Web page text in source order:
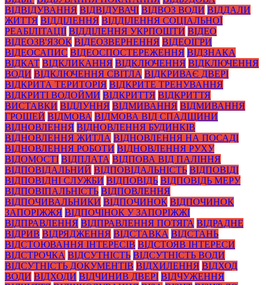
ВІДВІДУВАННЯ ВІДВІДУВАЧІ ВІДВОЗ ВОДИ ВІДДАЛИ
ЖИТТЯ ВІДДІЛЕННЯ ВІДДІЛЕННЯ СОЦІАЛЬНОЇ
РЕАБІЛІТАЦІЇ ВІДДІЛЕННЯ УКРПОШТИ ВІДЕО
ВІДЕОЗВ'ЯЗОК ВІДЕОЗВЕРНЕННЯ ВІДЕОІГРИ
ВІДЕОСАПИС ВІДЕОСПОСТЕРЕЖЕННЯ ВІДЗНАКА
ВІДКАТ ВІДКЛИКАННЯ ВІДКЛЮЧЕННЯ ВІДКЛЮЧЕННЯ
ВОДИ ВІДКЛЮЧЕННЯ СВІТЛА ВІДКРИВАЄ ДВЕРІ
ВІДКРИТА ТЕРИТОРІЯ ВІДКРИТЕ ТРЕНУВАННЯ
ВІДКРИТІ ВОДОЙМИ ВІДКРИТТЯ ВІДКРИТТЯ
ВИСТАВКИ ВІДЛУННЯ ВІДМИВАННЯ ВІДМИВАННЯ
ГРОШЕЙ ВІДМОВА ВІДМОВА ВІД СПАДЩИНИ
ВІДНОВЛЕННЯ ВІДНОВЛЕННЯ БУДИНКІВ
ВІДНОВЛЕННЯ ЖИТЛА ВІДНОВЛЕННЯ НА ПОСАДІ
ВІДНОВЛЕННЯ РОБОТИ ВІДНОВЛЕННЯ РУХУ
ВІДОМОСТІ ВІДПЛАТА ВІДПОВА ВІД ПАЛІННЯ
ВІДПОВІДАЛЬНИЙ ВІДПОВІДАЛЬНІСТЬ ВІДПОВІДІ
ВІДПОВІДНІ СЛУЖБИ ВІДПОВІДЬ ВІДПОВІДЬ МЕРУ
ВІДПОВІПАЛЬНІСТЬ ВІДПОВЛЕННЯ
ВІДПОЧИВАЛЬНИКИ ВІДПОЧИНОК ВІДПОЧИНОК
ЗАПОРІЖЖЯ ВІДПОЧІНОК У ЗАПОРІЖЖІ
ВІДПРАВЛЕННЯ ВІДПРАВЛЕННЯ ПОТЯГА ВІДРАДНЕ
ВІДРИВ ВІДРЯДЖЕННЯ ВІДСТАВКА ВІДСТАНЬ
ВІДСТОЮВАННЯ ІНТЕРЕСІВ ВІДСТОЯВ ІНТЕРЕСИ
ВІДСТРОЧКА ВІДСУТНІСТЬ ВІДСУТНІСТЬ ВОДИ
ВІДСУТНІСТЬ ДОКУМЕНТІВ ВІДХИЛЕННЯ ВІДХОД
ВОДИ ВІДХОДИ ВІДЧИНИВ ДВЕРІ ВІДЧУЖЕННЯ